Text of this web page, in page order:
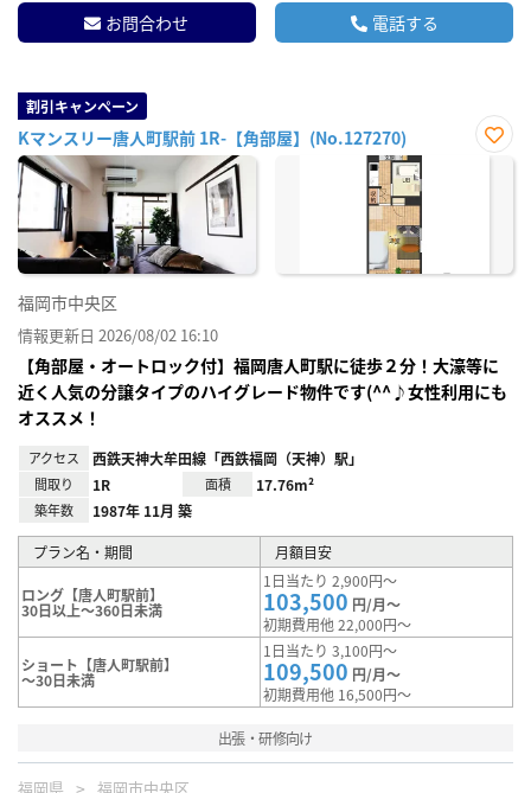
お問合わせ 電話する
割引キャンペーン
Kマンスリー唐人町駅前 1R-【角部屋】(No.127270)
お気
福岡市中央区
情報更新日 2026/08/02 16:10
【角部屋・オートロック付】福岡唐人町駅に徒歩２分！大濠等に
近く人気の分譲タイプのハイグレード物件です(^^♪女性利用にも
オススメ！
アクセス 西鉄天神大牟田線「西鉄福岡（天神）駅」
間取り 1R 面積 17.76m²
築年数 1987年 11月 築
プラン名・期間 月額目安
ロング【唐人町駅前】
30日以上～360日未満
1日当たり 2,900円～
103,500 円/月～
初期費用他 22,000円～
ショート【唐人町駅前】
～30日未満
1日当たり 3,100円～
109,500 円/月～
初期費用他 16,500円～
出張・研修向け
福岡県 福岡市中央区